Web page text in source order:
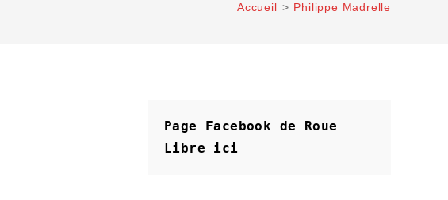
website
Accueil > Philippe Madrelle
Page Facebook de Roue
Libre
ici